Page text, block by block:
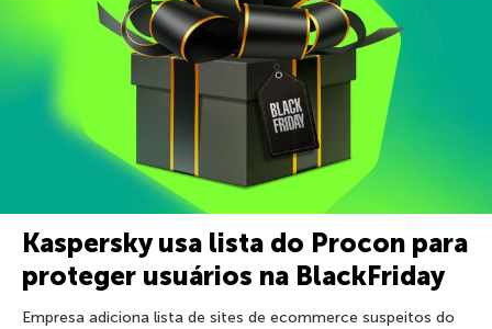
Kaspersky usa lista do Procon para
proteger usuários na BlackFriday
Empresa adiciona lista de sites de ecommerce suspeitos do